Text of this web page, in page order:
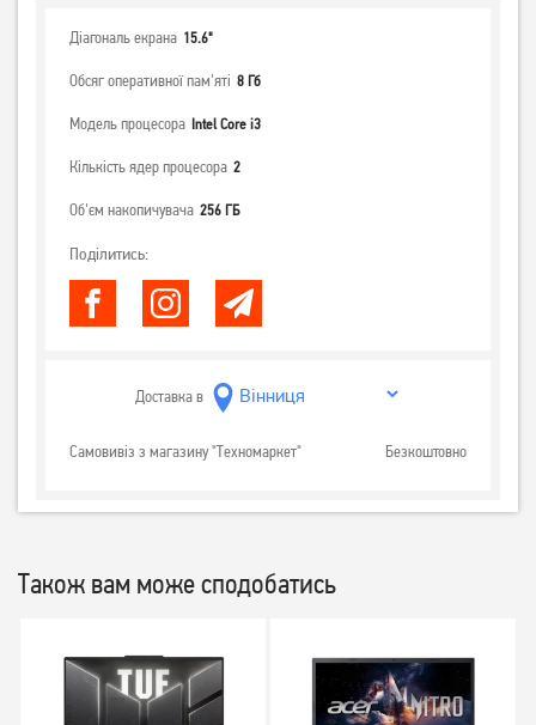
Діагональ екрана 15.6"
Обсяг оперативної пам'яті 8 Гб
Модель процесора Intel Core i3
Кількість ядер процесора 2
Об'єм накопичувача 256 ГБ
Поділитись:
Доставка в
Самовивіз з магазину "Техномаркет" Безкоштовно
Також вам може сподобатись